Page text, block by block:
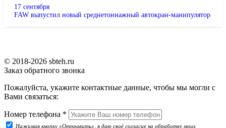
17 сентября
FAW выпустил новый среднетоннажный автокран-манипулятор
© 2018-2026 sbteh.ru
Заказ обратного звонка
Пожалуйста, укажите контактные данные, чтобы мы могли с
Вами связаться:
Номер телефона *
Нажимая кнопку «Отправить», я даю своё согласие на обработку моих